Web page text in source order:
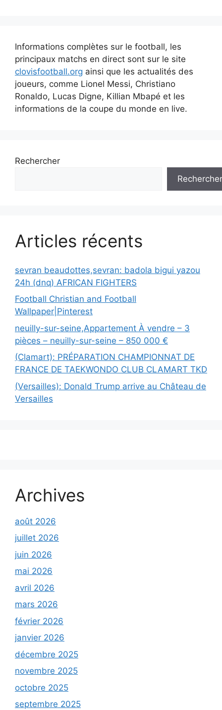
Informations complètes sur le football, les
principaux matchs en direct sont sur le site
clovisfootball.org ainsi que les actualités des
joueurs, comme Lionel Messi, Christiano
Ronaldo, Lucas Digne, Killian Mbapé et les
informations de la coupe du monde en live.
Rechercher
Rechercher
Articles récents
sevran beaudottes,sevran: badola bigui yazou
24h (dnq) AFRICAN FIGHTERS
Football Christian and Football
Wallpaper|Pinterest
neuilly-sur-seine,Appartement À vendre – 3
pièces – neuilly-sur-seine – 850 000 €
(Clamart): PRÉPARATION CHAMPIONNAT DE
FRANCE DE TAEKWONDO CLUB CLAMART TKD
(Versailles): Donald Trump arrive au Château de
Versailles
Archives
août 2026
juillet 2026
juin 2026
mai 2026
avril 2026
mars 2026
février 2026
janvier 2026
décembre 2025
novembre 2025
octobre 2025
septembre 2025